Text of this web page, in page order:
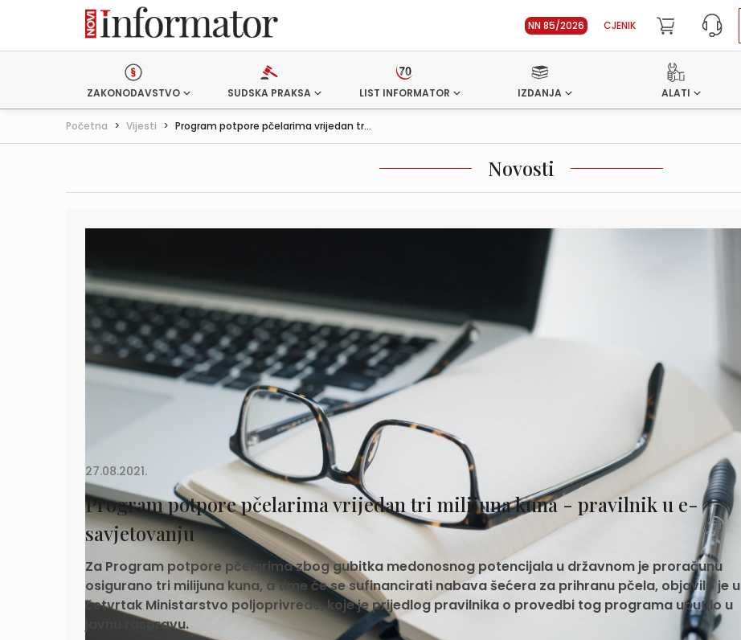
NN 85/2026 CJENIK
ZAKONODAVSTVO SUDSKA PRAKSA LIST INFORMATOR IZDANJA ALATI
Početna > Vijesti > Program potpore pčelarima vrijedan tr...
Novosti
27.08.2021.
Program potpore pčelarima vrijedan tri milijuna kuna - pravilnik u e-
savjetovanju
Za Program potpore pčelarima zbog gubitka medonosnog potencijala u državnom je proračunu
osigurano tri milijuna kuna, a time će se sufinancirati nabava šećera za prihranu pčela, objavilo je u
četvrtak Ministarstvo poljoprivrede, koje je prijedlog pravilnika o provedbi tog programa uputilo u
javnu raspravu.